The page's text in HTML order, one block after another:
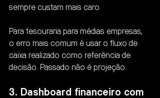
sempre custam mais caro.
Para tesouraria para médias empresas,
o erro mais comum é usar o fluxo de
caixa realizado como referência de
decisão. Passado não é projeção.
3. Dashboard financeiro com